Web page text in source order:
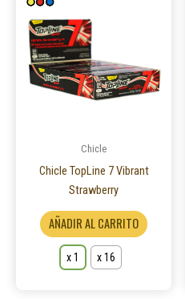
Chicle
Chicle TopLine 7 Vibrant
Strawberry
AÑADIR AL CARRITO
variantes.
Las
elegir
página
x 1 x 16